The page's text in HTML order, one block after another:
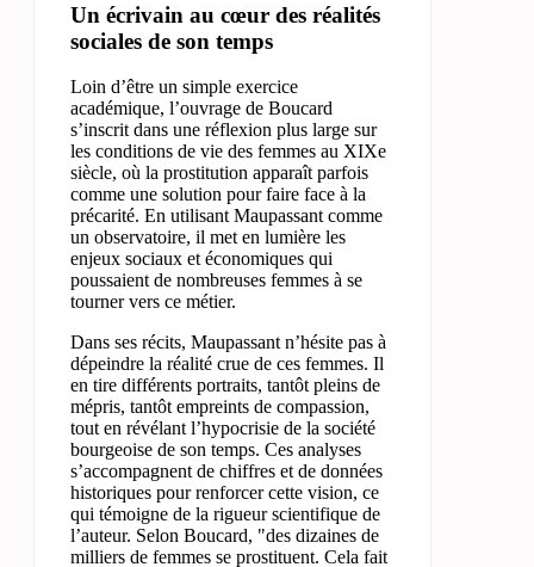
Un écrivain au cœur des réalités
sociales de son temps
Loin d’être un simple exercice
académique, l’ouvrage de Boucard
s’inscrit dans une réflexion plus large sur
les conditions de vie des femmes au XIXe
siècle, où la prostitution apparaît parfois
comme une solution pour faire face à la
précarité. En utilisant Maupassant comme
un observatoire, il met en lumière les
enjeux sociaux et économiques qui
poussaient de nombreuses femmes à se
tourner vers ce métier.
Dans ses récits, Maupassant n’hésite pas à
dépeindre la réalité crue de ces femmes. Il
en tire différents portraits, tantôt pleins de
mépris, tantôt empreints de compassion,
tout en révélant l’hypocrisie de la société
bourgeoise de son temps. Ces analyses
s’accompagnent de chiffres et de données
historiques pour renforcer cette vision, ce
qui témoigne de la rigueur scientifique de
l’auteur. Selon Boucard, "des dizaines de
milliers de femmes se prostituent. Cela fait